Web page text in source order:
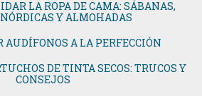
LA ROPA DE CAMA: SÁBANAS,
Y ALMOHADAS
A LA PERFECCIÓN
DE TINTA SECOS: TRUCOS Y
CONSEJOS